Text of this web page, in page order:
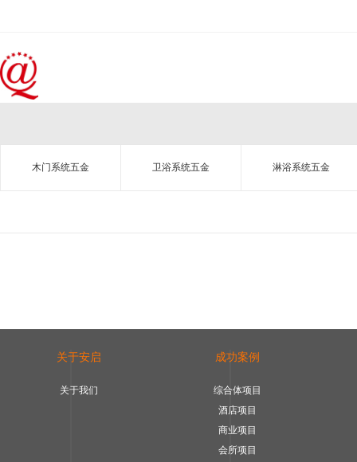
木门系统五金 卫浴系统五金 淋浴系统五金
关于安启
关于我们
成功案例
综合体项目
酒店项目
商业项目
会所项目